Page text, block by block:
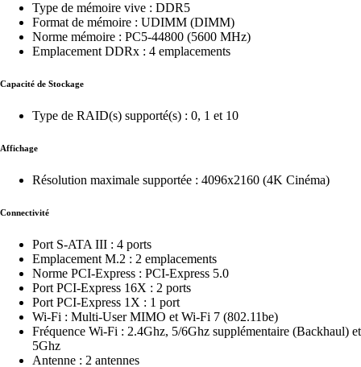
Type de mémoire vive : DDR5
Format de mémoire : UDIMM (DIMM)
Norme mémoire : PC5-44800 (5600 MHz)
Emplacement DDRx : 4 emplacements
Capacité de Stockage
Type de RAID(s) supporté(s) : 0, 1 et 10
Affichage
Résolution maximale supportée : 4096x2160 (4K Cinéma)
Connectivité
Port S-ATA III : 4 ports
Emplacement M.2 : 2 emplacements
Norme PCI-Express : PCI-Express 5.0
Port PCI-Express 16X : 2 ports
Port PCI-Express 1X : 1 port
Wi-Fi : Multi-User MIMO et Wi-Fi 7 (802.11be)
Fréquence Wi-Fi : 2.4Ghz, 5/6Ghz supplémentaire (Backhaul) et
5Ghz
Antenne : 2 antennes